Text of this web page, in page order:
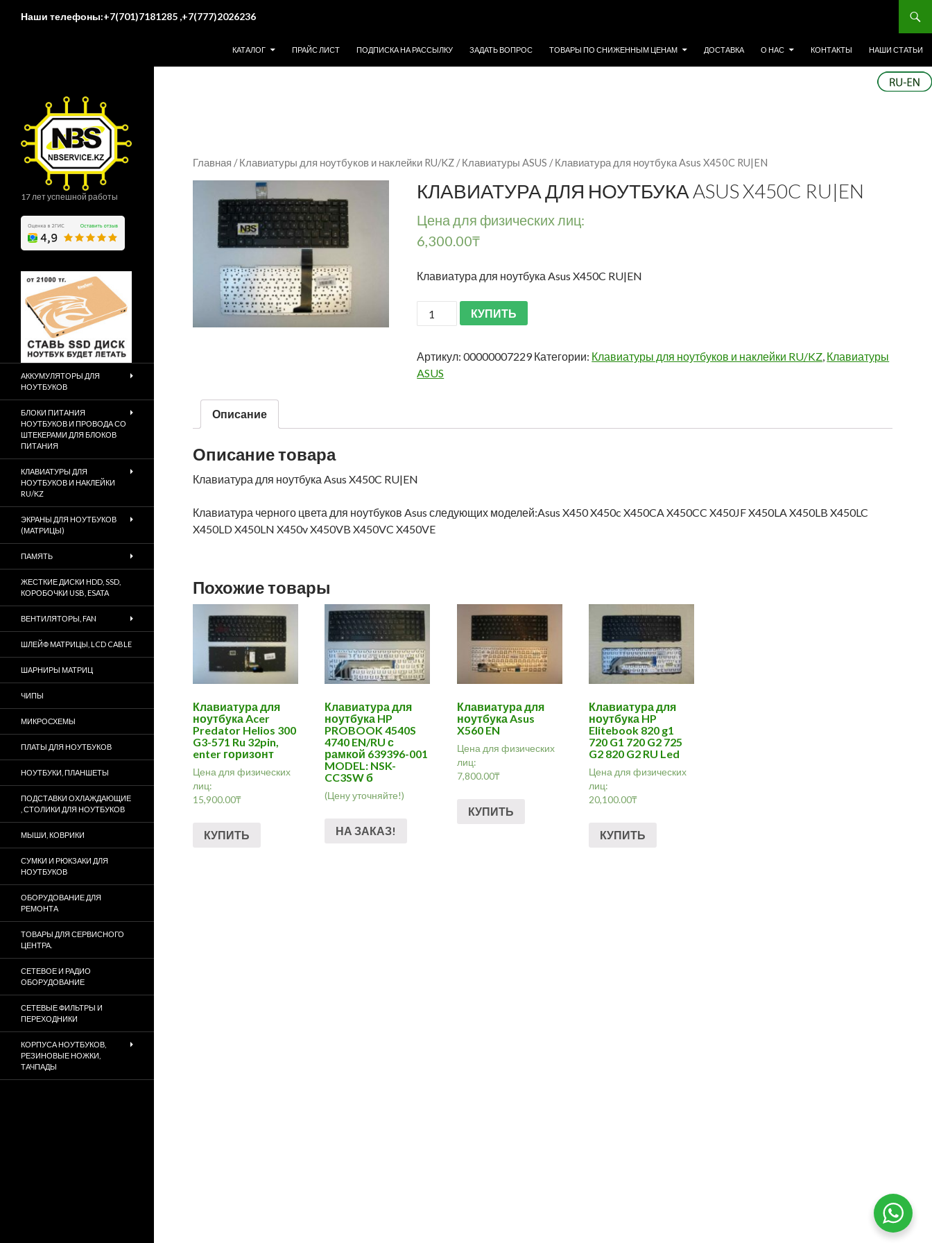
Наши телефоны:+7(701)7181285 ,+7(777)2026236
КАТАЛОГ
ПРАЙС ЛИСТ ПОДПИСКА НА РАССЫЛКУ ЗАДАТЬ ВОПРОС ТОВАРЫ ПО СНИЖЕННЫМ ЦЕНАМ ДОСТАВКА О НАС КОНТАКТЫ НАШИ СТАТЬИ
Главная /Клавиатуры для ноутбуков и наклейки RU/KZ /Клавиатуры ASUS / Клавиатура для ноутбука Asus X450C RU|EN
КЛАВИАТУРА ДЛЯ НОУТБУКА ASUS X450C RU|EN
Цена для физических лиц:
6,300.00₸
Клавиатура для ноутбука Asus X450C RU|EN
КУПИТЬ
Артикул:00000007229Категории: Клавиатуры для ноутбуков и наклейки RU/KZ Клавиатуры
ASUS
Описание
Описание товара
Клавиатура для ноутбука Asus X450C RU|EN
Клавиатура черного цвета для ноутбуков Asus следующих моделей:Asus X450 X450c X450CA X450CC X450JF X450LA X450LB X450LC
X450LD X450LN X450v X450VB X450VC X450VE
Похожие товары
Клавиатура для
ноутбука Acer
Predator Helios 300
G3-571 Ru 32pin,
enter горизонт
Цена для физических
лиц:
15,900.00₸
КУПИТЬ
Клавиатура для
ноутбука HP
PROBOOK 4540S
4740 EN/RU с
рамкой 639396-001
MODEL: NSK-
CC3SW б
(Цену уточняйте!)
НА ЗАКАЗ!
Клавиатура для
ноутбука Asus
X560 EN
Цена для физических
лиц:
7,800.00₸
КУПИТЬ
Клавиатура для
ноутбука HP
Elitebook 820 g1
720 G1 720 G2 725
G2 820 G2 RU Led
Цена для физических
лиц:
20,100.00₸
КУПИТЬ
17 лет успешной работы
АККУМУЛЯТОРЫ ДЛЯ
НОУТБУКОВ
БЛОКИ ПИТАНИЯ
НОУТБУКОВ И ПРОВОДА СО
ШТЕКЕРАМИ ДЛЯ БЛОКОВ
ПИТАНИЯ
КЛАВИАТУРЫ ДЛЯ
НОУТБУКОВ И НАКЛЕЙКИ
RU/KZ
ЭКРАНЫ ДЛЯ НОУТБУКОВ
(МАТРИЦЫ)
ПАМЯТЬ
ЖЕСТКИЕ ДИСКИ HDD, SSD,
КОРОБОЧКИ USB, ESATA
ВЕНТИЛЯТОРЫ, FAN
ШЛЕЙФ МАТРИЦЫ, LCD CABLE
ШАРНИРЫ МАТРИЦ
ЧИПЫ
МИКРОСХЕМЫ
ПЛАТЫ ДЛЯ НОУТБУКОВ
НОУТБУКИ, ПЛАНШЕТЫ
ПОДСТАВКИ ОХЛАЖДАЮЩИЕ
, СТОЛИКИ ДЛЯ НОУТБУКОВ
МЫШИ, КОВРИКИ
СУМКИ И РЮКЗАКИ ДЛЯ
НОУТБУКОВ
ОБОРУДОВАНИЕ ДЛЯ
РЕМОНТА
ТОВАРЫ ДЛЯ СЕРВИСНОГО
ЦЕНТРА.
СЕТЕВОЕ И РАДИО
ОБОРУДОВАНИЕ
СЕТЕВЫЕ ФИЛЬТРЫ И
ПЕРЕХОДНИКИ
КОРПУСА НОУТБУКОВ,
РЕЗИНОВЫЕ НОЖКИ,
ТАЧПАДЫ